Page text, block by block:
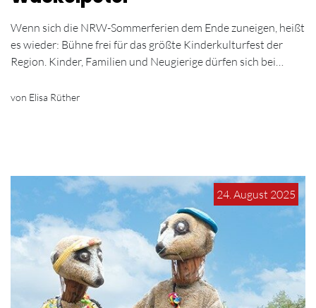
Wenn sich die NRW-Sommerferien dem Ende zuneigen, heißt
es wieder: Bühne frei für das größte Kinderkulturfest der
Region. Kinder, Familien und Neugierige dürfen sich bei…
von Elisa Rüther
24. August 2025